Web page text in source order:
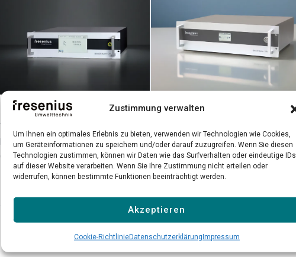
Zustimmung verwalten
Um Ihnen ein optimales Erlebnis zu bieten, verwenden wir Technologien wie Cookies,
um Geräteinformationen zu speichern und/oder darauf zuzugreifen. Wenn Sie diesen
Technologien zustimmen, können wir Daten wie das Surfverhalten oder eindeutige IDs
auf dieser Website verarbeiten. Wenn Sie Ihre Zustimmung nicht erteilen oder
widerrufen, können bestimmte Funktionen beeinträchtigt werden.
Akzeptieren
Cookie-RichtlinieDatenschutzerklärungImpressum
Biomethan TDLAS
TDLAS-Laseranalysator für
hochpräzise Biomethan-
Qualitätskontrolle
Gas Analyzer 150
Lösemittel in industriellen
Umgebungen
Alle Produkte ansehen →